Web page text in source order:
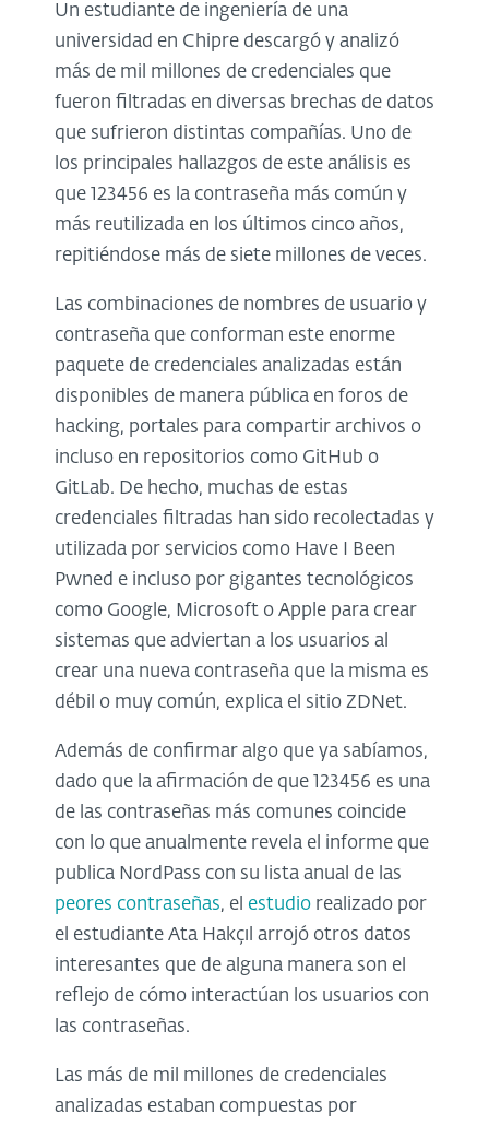
Un estudiante de ingeniería de una
universidad en Chipre descargó y analizó
más de mil millones de credenciales que
fueron filtradas en diversas brechas de datos
que sufrieron distintas compañías. Uno de
los principales hallazgos de este análisis es
que 123456 es la contraseña más común y
más reutilizada en los últimos cinco años,
repitiéndose más de siete millones de veces.
Las combinaciones de nombres de usuario y
contraseña que conforman este enorme
paquete de credenciales analizadas están
disponibles de manera pública en foros de
hacking, portales para compartir archivos o
incluso en repositorios como GitHub o
GitLab. De hecho, muchas de estas
credenciales filtradas han sido recolectadas y
utilizada por servicios como Have I Been
Pwned e incluso por gigantes tecnológicos
como Google, Microsoft o Apple para crear
sistemas que adviertan a los usuarios al
crear una nueva contraseña que la misma es
débil o muy común, explica el sitio ZDNet.
Además de confirmar algo que ya sabíamos,
dado que la afirmación de que 123456 es una
de las contraseñas más comunes coincide
con lo que anualmente revela el informe que
publica NordPass con su lista anual de las
peores contraseñas, el estudio realizado por
el estudiante Ata Hakçıl arrojó otros datos
interesantes que de alguna manera son el
reflejo de cómo interactúan los usuarios con
las contraseñas.
Las más de mil millones de credenciales
analizadas estaban compuestas por